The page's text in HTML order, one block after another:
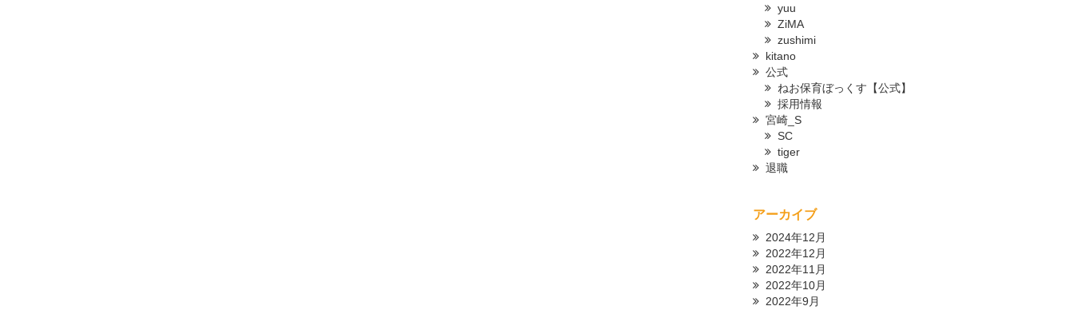
yuu
ZiMA
zushimi
kitano
公式
ねお保育ぼっくす【公式】
採用情報
宮崎_S
SC
tiger
退職
アーカイブ
2024年12月
2022年12月
2022年11月
2022年10月
2022年9月